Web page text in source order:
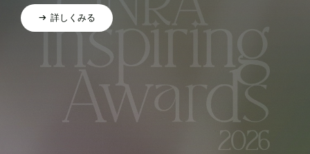
詳しくみる